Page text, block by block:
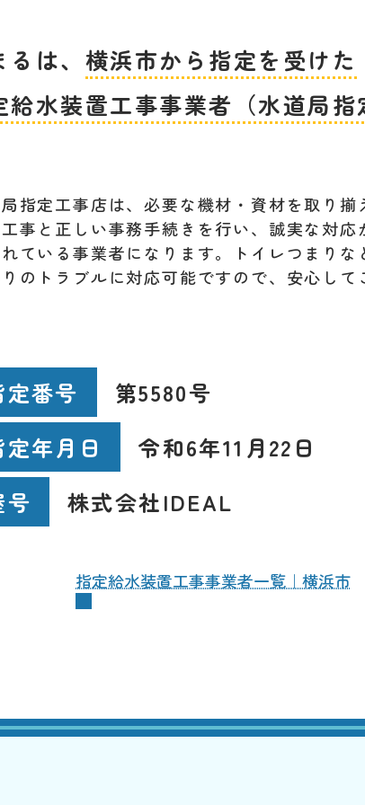
は、 横浜市から指定を受けた
給水装置工事事業者（水道局指
指定工事店は、必要な機材・資材を取り揃
事と正しい事務手続きを行い、誠実な対応
ている事業者になります。トイレつまりな
のトラブルに対応可能ですので、安心して
定番号
第5580号
定年月日
令和6年11月22日
号
株式会社IDEAL
指定給水装置工事事業者一覧｜横浜市